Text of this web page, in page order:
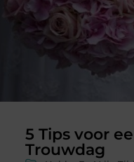
5 Tips voor
Trouwdag